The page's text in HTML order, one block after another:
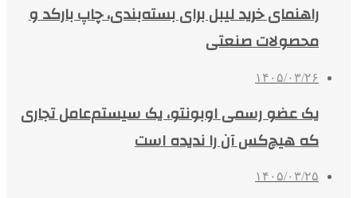
راهنمای خرید لیبل برای بسته‌بندی، چاپ بارکد و
محصولات صنعتی
۱۴۰۵/۰۳/۲۶
یک عضو رسمی اوبونتو، یک سیستم‌عامل تجاری
که هیچ‌کس آن را ندیده است
۱۴۰۵/۰۳/۲۵